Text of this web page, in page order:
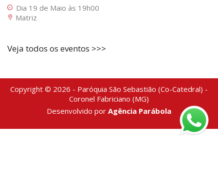
Dia 19 de Maio às 19h00
Matriz
Veja todos os eventos >>>
Copyright © 2026 - Paróquia São Sebastião (Co-Catedral) -
Coronel Fabriciano (MG)
Desenvolvido por Agência Parábola